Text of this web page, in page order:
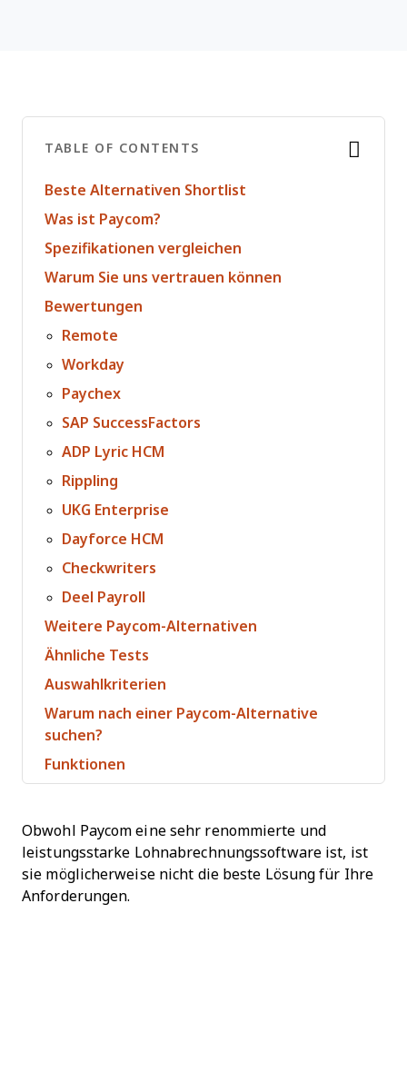
TABLE OF CONTENTS
Beste Alternativen Shortlist
Was ist Paycom?
Spezifikationen vergleichen
Warum Sie uns vertrauen können
Bewertungen
Remote
Workday
Paychex
SAP SuccessFactors
ADP Lyric HCM
Rippling
UKG Enterprise
Dayforce HCM
Checkwriters
Deel Payroll
Weitere Paycom-Alternativen
Ähnliche Tests
Auswahlkriterien
Warum nach einer Paycom-Alternative
suchen?
Funktionen
Obwohl Paycom eine sehr renommierte und
leistungsstarke Lohnabrechnungssoftware ist, ist
sie möglicherweise nicht die beste Lösung für Ihre
Anforderungen.